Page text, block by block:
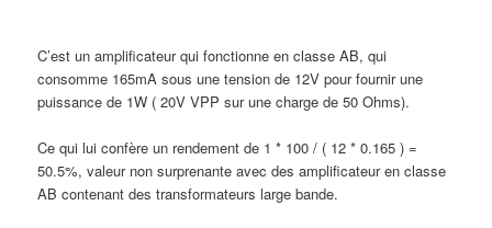
C’est un amplificateur qui fonctionne en classe AB, qui
consomme 165mA sous une tension de 12V pour fournir une
puissance de 1W ( 20V VPP sur une charge de 50 Ohms).
Ce qui lui confère un rendement de 1 * 100 / ( 12 * 0.165 ) =
50.5%, valeur non surprenante avec des amplificateur en classe
AB contenant des transformateurs large bande.